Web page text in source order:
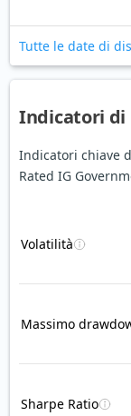
Tutte le date di
Indicatori di
Indicatori chiave
Rated IG
Volatilità
Massimo
Sharpe Ratio